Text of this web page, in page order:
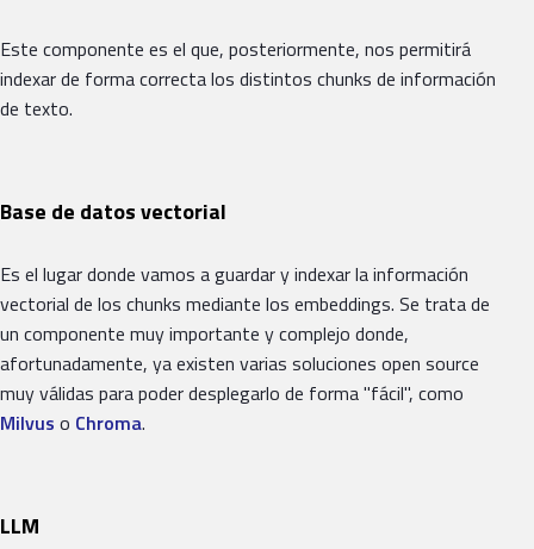
Este componente es el que, posteriormente, nos permitirá
indexar de forma correcta los distintos chunks de información
de texto.
Base de datos vectorial
Es el lugar donde vamos a guardar y indexar la información
vectorial de los chunks mediante los embeddings. Se trata de
un componente muy importante y complejo donde,
afortunadamente, ya existen varias soluciones open source
muy válidas para poder desplegarlo de forma "fácil", como
Milvus o Chroma.
LLM